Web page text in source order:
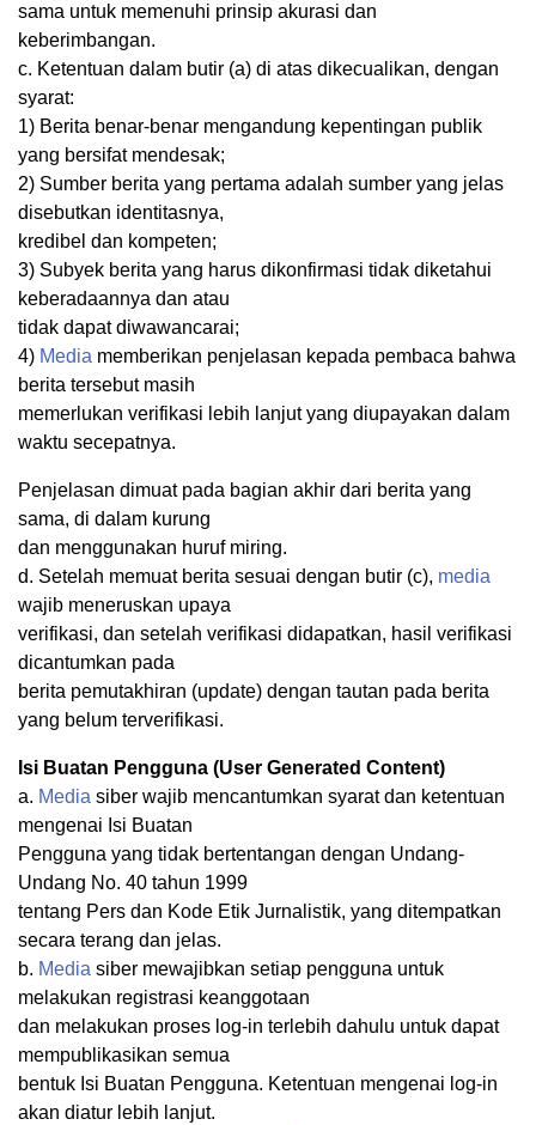
sama untuk memenuhi prinsip akurasi dan
keberimbangan.
c. Ketentuan dalam butir (a) di atas dikecualikan, dengan
syarat:
1) Berita benar-benar mengandung kepentingan publik
yang bersifat mendesak;
2) Sumber berita yang pertama adalah sumber yang jelas
disebutkan identitasnya,
kredibel dan kompeten;
3) Subyek berita yang harus dikonfirmasi tidak diketahui
keberadaannya dan atau
tidak dapat diwawancarai;
4) Media memberikan penjelasan kepada pembaca bahwa
berita tersebut masih
memerlukan verifikasi lebih lanjut yang diupayakan dalam
waktu secepatnya.
Penjelasan dimuat pada bagian akhir dari berita yang
sama, di dalam kurung
dan menggunakan huruf miring.
d. Setelah memuat berita sesuai dengan butir (c), media
wajib meneruskan upaya
verifikasi, dan setelah verifikasi didapatkan, hasil verifikasi
dicantumkan pada
berita pemutakhiran (update) dengan tautan pada berita
yang belum terverifikasi.
Isi Buatan Pengguna (User Generated Content)
a. Media siber wajib mencantumkan syarat dan ketentuan
mengenai Isi Buatan
Pengguna yang tidak bertentangan dengan Undang-
Undang No. 40 tahun 1999
tentang Pers dan Kode Etik Jurnalistik, yang ditempatkan
secara terang dan jelas.
b. Media siber mewajibkan setiap pengguna untuk
melakukan registrasi keanggotaan
dan melakukan proses log-in terlebih dahulu untuk dapat
mempublikasikan semua
bentuk Isi Buatan Pengguna. Ketentuan mengenai log-in
akan diatur lebih lanjut.